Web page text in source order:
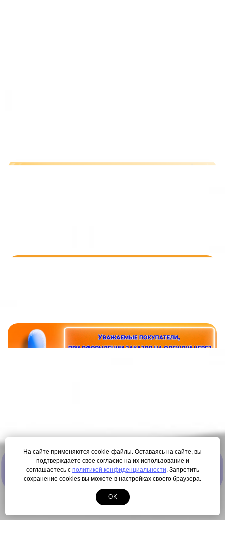
ПОЛУЧИТЬ КАРТУ ЛОЯЛЬНОСТИ
На сайте применяются cookie-файлы. Оставаясь на сайте, вы
подтверждаете свое согласие на их использование и
соглашаетесь с политикой конфиденциальности. Запретить
сохранение cookies вы можете в настройках своего браузера.
OK